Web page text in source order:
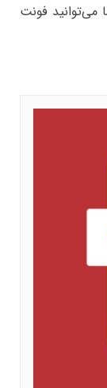
می‌توانید فونت